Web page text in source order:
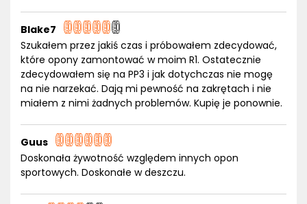
Blake7
Szukałem przez jakiś czas i próbowałem zdecydować,
które opony zamontować w moim R1. Ostatecznie
zdecydowałem się na PP3 i jak dotychczas nie mogę
na nie narzekać. Dają mi pewność na zakrętach i nie
miałem z nimi żadnych problemów. Kupię je ponownie.
Guus
Doskonała żywotność względem innych opon
sportowych. Doskonałe w deszczu.